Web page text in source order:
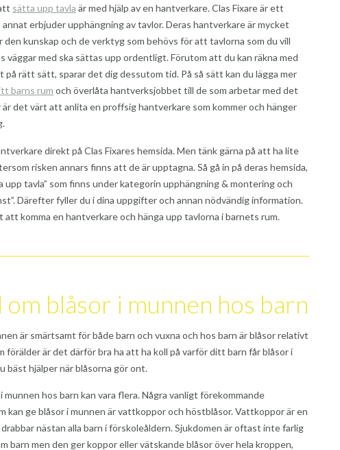
sätta upp tavla är med hjälp av en hantverkare. Clas Fixare är ett
erbjuder upphängning av tavlor. Deras hantverkare är mycket
den kunskap och de verktyg som behövs för att tavlorna som du vill
väggar med ska sättas upp ordentligt. Förutom att du kan räkna med
rätt sätt, sparar det dig dessutom tid. På så sätt kan du lägga mer
barns rum och överlåta hantverksjobbet till de som arbetar med det
är det värt att anlita en proffsig hantverkare som kommer och hänger
direkt på Clas Fixares hemsida. Men tänk gärna på att ha lite
risken annars finns att de är upptagna. Så gå in på deras hemsida,
upp tavla” som finns under kategorin upphängning & montering och
Därefter fyller du i dina uppgifter och annan nödvändig information.
att komma en hantverkare och hänga upp tavlorna i barnets rum.
om blåsor i munnen hos barn
är smärtsamt för både barn och vuxna och hos barn är blåsor relativt
förälder är det därför bra ha att ha koll på varför ditt barn får blåsor i
bäst hjälper när blåsorna gör ont.
munnen hos barn kan vara flera. Några vanligt förekommande
kan ge blåsor i munnen är vattkoppor och höstblåsor. Vattkoppor är en
nästan alla barn i förskoleåldern. Sjukdomen är oftast inte farlig
barn men den ger koppor eller vätskande blåsor över hela kroppen,